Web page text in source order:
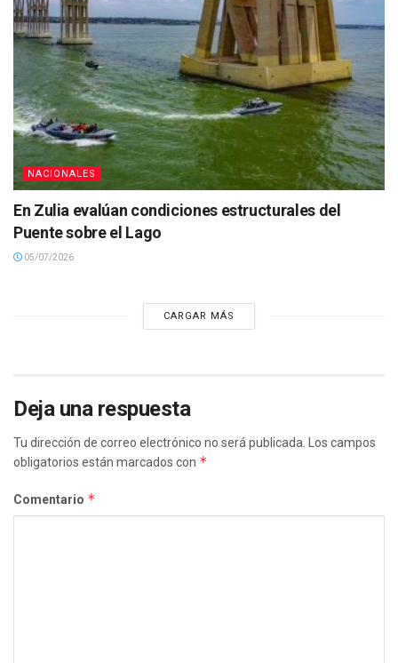
NACIONALES
En Zulia evalúan condiciones estructurales del
Puente sobre el Lago
05/07/2026
CARGAR MÁS
Deja una respuesta
Tu dirección de correo electrónico no será publicada.
Los campos
obligatorios están marcados con *
Comentario *